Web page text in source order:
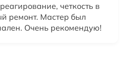
четкость в
ремонт. Мастер был
Очень рекомендую!